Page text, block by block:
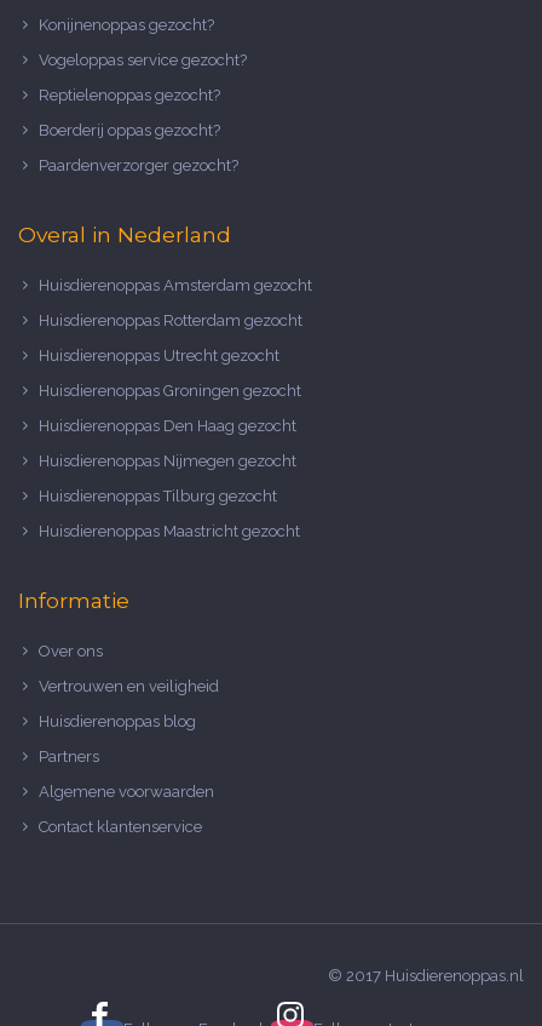
Konijnenoppas gezocht?
Vogeloppas service gezocht?
Reptielenoppas gezocht?
Boerderij oppas gezocht?
Paardenverzorger gezocht?
Overal in Nederland
Huisdierenoppas Amsterdam gezocht
Huisdierenoppas Rotterdam gezocht
Huisdierenoppas Utrecht gezocht
Huisdierenoppas Groningen gezocht
Huisdierenoppas Den Haag gezocht
Huisdierenoppas Nijmegen gezocht
Huisdierenoppas Tilburg gezocht
Huisdierenoppas Maastricht gezocht
Informatie
Over ons
Vertrouwen en veiligheid
Huisdierenoppas blog
Partners
Algemene voorwaarden
Contact klantenservice
© 2017 Huisdierenoppas.nl